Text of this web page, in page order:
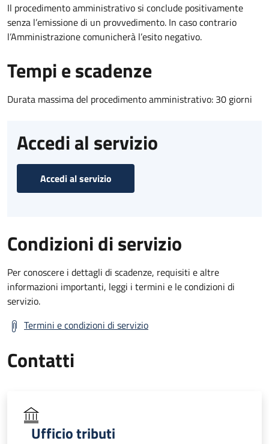
Il procedimento amministrativo si conclude positivamente
senza l’emissione di un provvedimento. In caso contrario
l’Amministrazione comunicherà l’esito negativo.
Tempi e scadenze
Durata massima del procedimento amministrativo: 30 giorni
Accedi al servizio
Accedi al servizio
Condizioni di servizio
Per conoscere i dettagli di scadenze, requisiti e altre
informazioni importanti, leggi i termini e le condizioni di
servizio.
Termini e condizioni di servizio
Contatti
Ufficio tributi